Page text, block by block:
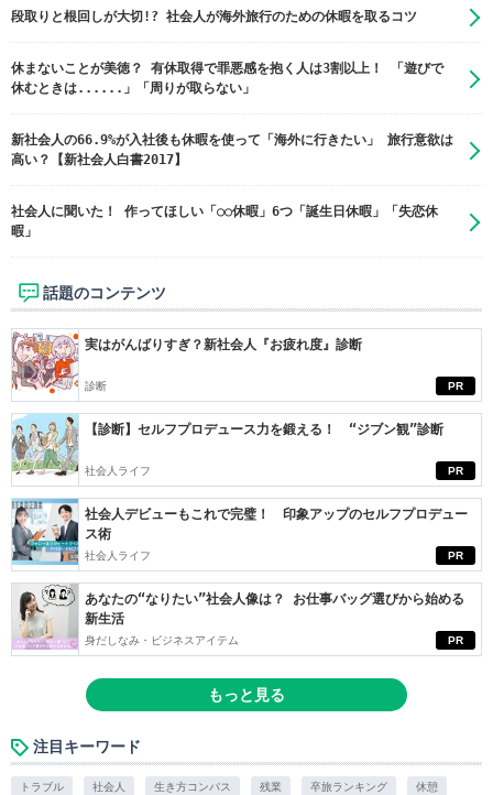
段取りと根回しが大切!? 社会人が海外旅行のための休暇を取るコツ
休まないことが美徳？ 有休取得で罪悪感を抱く人は3割以上！ 「遊びで
休むときは......」「周りが取らない」
新社会人の66.9%が入社後も休暇を使って「海外に行きたい」 旅行意欲は
高い？【新社会人白書2017】
社会人に聞いた！ 作ってほしい「○○休暇」6つ「誕生日休暇」「失恋休
暇」
話題のコンテンツ
PR
実はがんばりすぎ？新社会人『お疲れ度』診断
診断
PR
【診断】セルフプロデュース力を鍛える！ “ジブン観”診断
社会人ライフ
PR
社会人デビューもこれで完璧！ 印象アップのセルフプロデュー
ス術
社会人ライフ
PR
あなたの“なりたい”社会人像は？ お仕事バッグ選びから始める
新生活
身だしなみ・ビジネスアイテム
もっと見る
注目キーワード
トラブル 社会人 生き方コンパス 残業 卒旅ランキング 休憩